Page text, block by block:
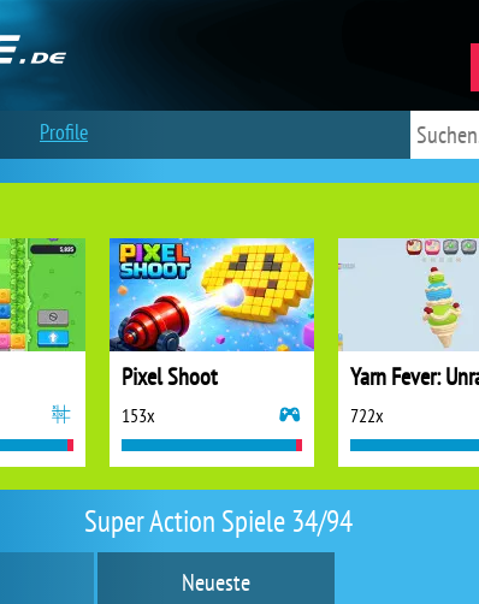
Super Action Spiele 34/94
Neueste
Pixel Shoot
153x 722x
Profile